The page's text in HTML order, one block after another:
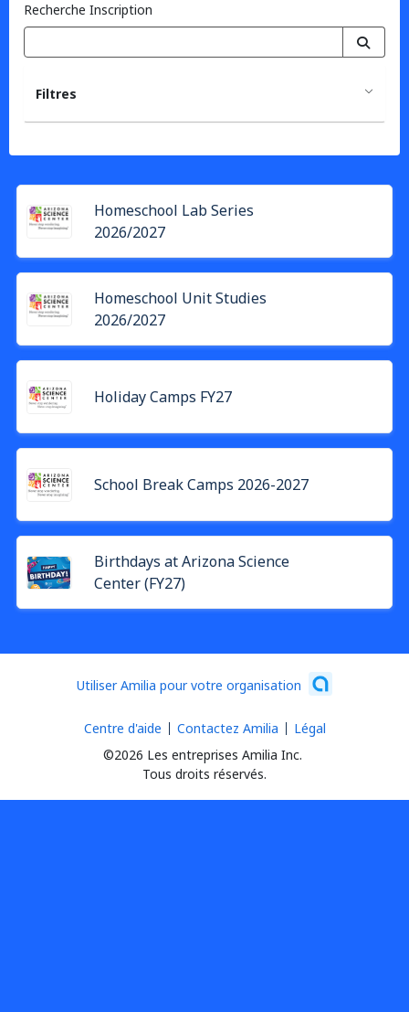
Recherche Inscription
Filtres
Homeschool Lab Series
2026/2027
Homeschool Unit Studies
2026/2027
Holiday Camps FY27
School Break Camps 2026-2027
Birthdays at Arizona Science
Center (FY27)
Utiliser Amilia pour votre organisation
©2026 Les entreprises Amilia Inc.
Tous droits réservés.
Centre d'aide Contactez Amilia Légal